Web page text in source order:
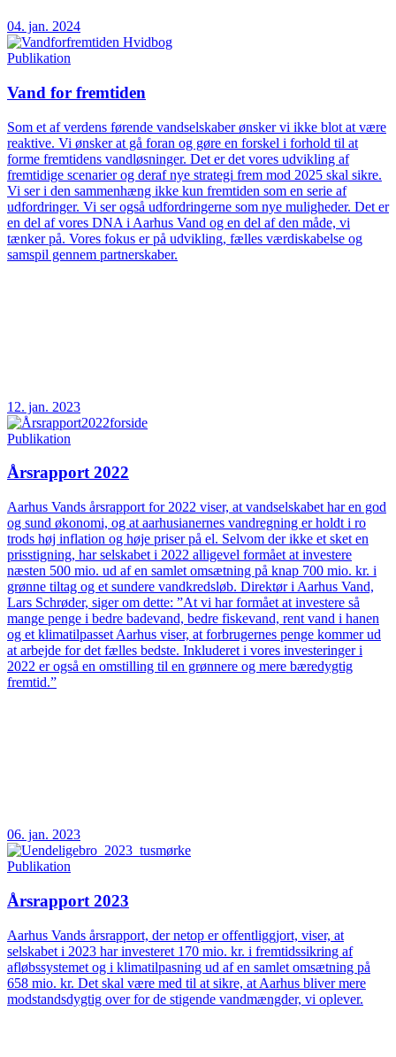
04. jan. 2024
Publikation
Vand for fremtiden
Som et af verdens førende vandselskaber ønsker vi ikke blot at være
reaktive. Vi ønsker at gå foran og gøre en forskel i forhold til at
forme fremtidens vandløsninger. Det er det vores udvikling af
fremtidige scenarier og deraf nye strategi frem mod 2025 skal sikre.
Vi ser i den sammenhæng ikke kun fremtiden som en serie af
udfordringer. Vi ser også udfordringerne som nye muligheder. Det er
en del af vores DNA i Aarhus Vand og en del af den måde, vi
tænker på. Vores fokus er på udvikling, fælles værdiskabelse og
samspil gennem partnerskaber.
12. jan. 2023
Publikation
Årsrapport 2022
Aarhus Vands årsrapport for 2022 viser, at vandselskabet har en god
og sund økonomi, og at aarhusianernes vandregning er holdt i ro
trods høj inflation og høje priser på el. Selvom der ikke et sket en
prisstigning, har selskabet i 2022 alligevel formået at investere
næsten 500 mio. ud af en samlet omsætning på knap 700 mio. kr. i
grønne tiltag og et sundere vandkredsløb. Direktør i Aarhus Vand,
Lars Schrøder, siger om dette: ”At vi har formået at investere så
mange penge i bedre badevand, bedre fiskevand, rent vand i hanen
og et klimatilpasset Aarhus viser, at forbrugernes penge kommer ud
at arbejde for det fælles bedste. Inkluderet i vores investeringer i
2022 er også en omstilling til en grønnere og mere bæredygtig
fremtid.”
06. jan. 2023
Publikation
Årsrapport 2023
Aarhus Vands årsrapport, der netop er offentliggjort, viser, at
selskabet i 2023 har investeret 170 mio. kr. i fremtidssikring af
afløbssystemet og i klimatilpasning ud af en samlet omsætning på
658 mio. kr. Det skal være med til at sikre, at Aarhus bliver mere
modstandsdygtig over for de stigende vandmængder, vi oplever.